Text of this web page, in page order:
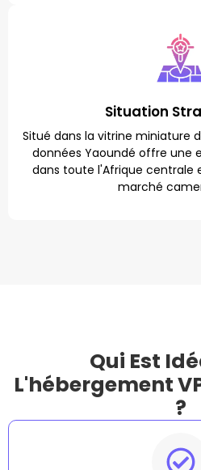
Situation
Situé dans la vitrine miniature
données Yaoundé offre une
dans toute l'Afrique centrale
marché
Qui Est
L'hébergement
?